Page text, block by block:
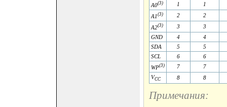
A0(3) 1
1
A1 (3) 2
2
A2(3) 3
3
GND
4
4
SDA
5
5
SCL
6
6
WP(3) 7
7
VCC 8 8
Примечания: